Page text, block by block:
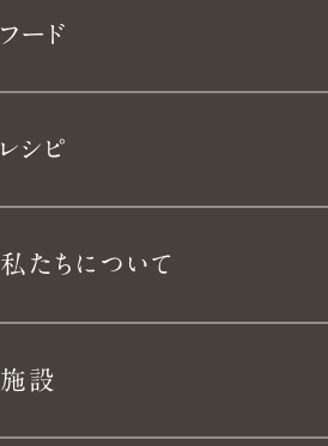
と、
生
き
よ
う。
ライスポット
フライパン
ユキヒラ
フード
レシピ
App Download
私たちについて
VERMICULAR BRAND
施設